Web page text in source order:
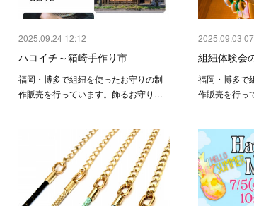
2025.09.24 12:12
ハコイチ～箱崎手作り市
福岡・博多で組紐を使ったお守りの制
作販売を行っています。飾るお守り…
2025.09.03
組紐体験会
福岡・博多で
作販売を行っ